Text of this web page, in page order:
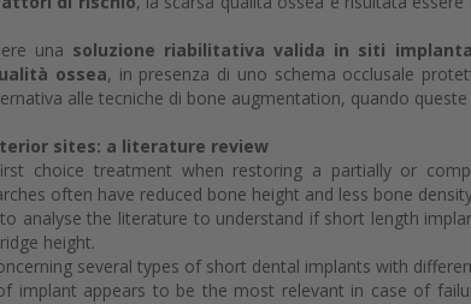
una soluzione riabilitativa valida in siti
ossea, in presenza di uno schema occlusale
alle tecniche di bone augmentation, quando
sites: a literature review
choice treatment when restoring a partially or
often have reduced bone height and less bone
analyse the literature to understand if short length
height.
several types of short dental implants with
implant appears to be the most relevant in case of